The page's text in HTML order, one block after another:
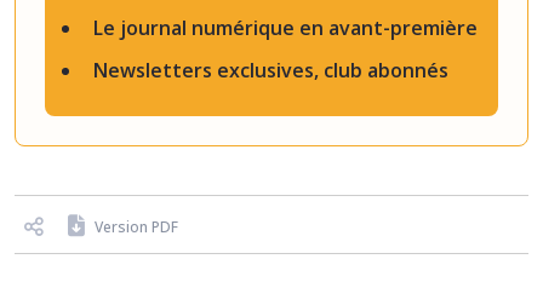
Le journal numérique en avant-première
Newsletters exclusives, club abonnés
Version PDF